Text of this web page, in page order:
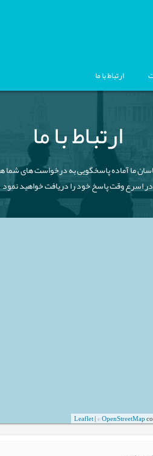
ارتباط با ما
ارتباط با ما
ما آماده پاسخگویی به درخواست های شما
در اسرع وقت پاسخ خود را دریافت خواهید نمود
Leaflet| ©OpenStreetMap